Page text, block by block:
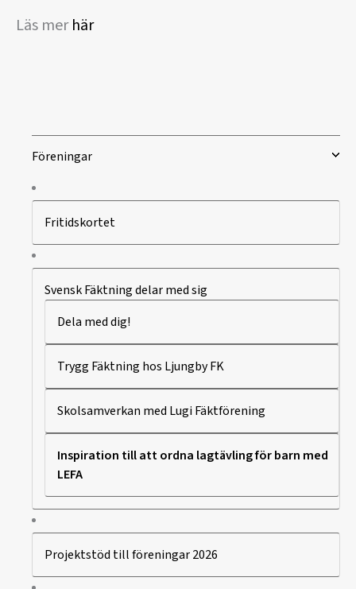
Läs merhär
Föreningar
Fritidskortet
Svensk Fäktning delar med sig
Dela med dig!
Trygg Fäktning hos Ljungby FK
Skolsamverkan med Lugi Fäktförening
Inspiration till att ordna lagtävling för barn med
LEFA
Projektstöd till föreningar 2026